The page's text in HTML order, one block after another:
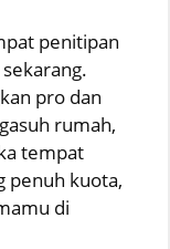
penitipan
pro dan
rumah,
tempat
penuh kuota,
di